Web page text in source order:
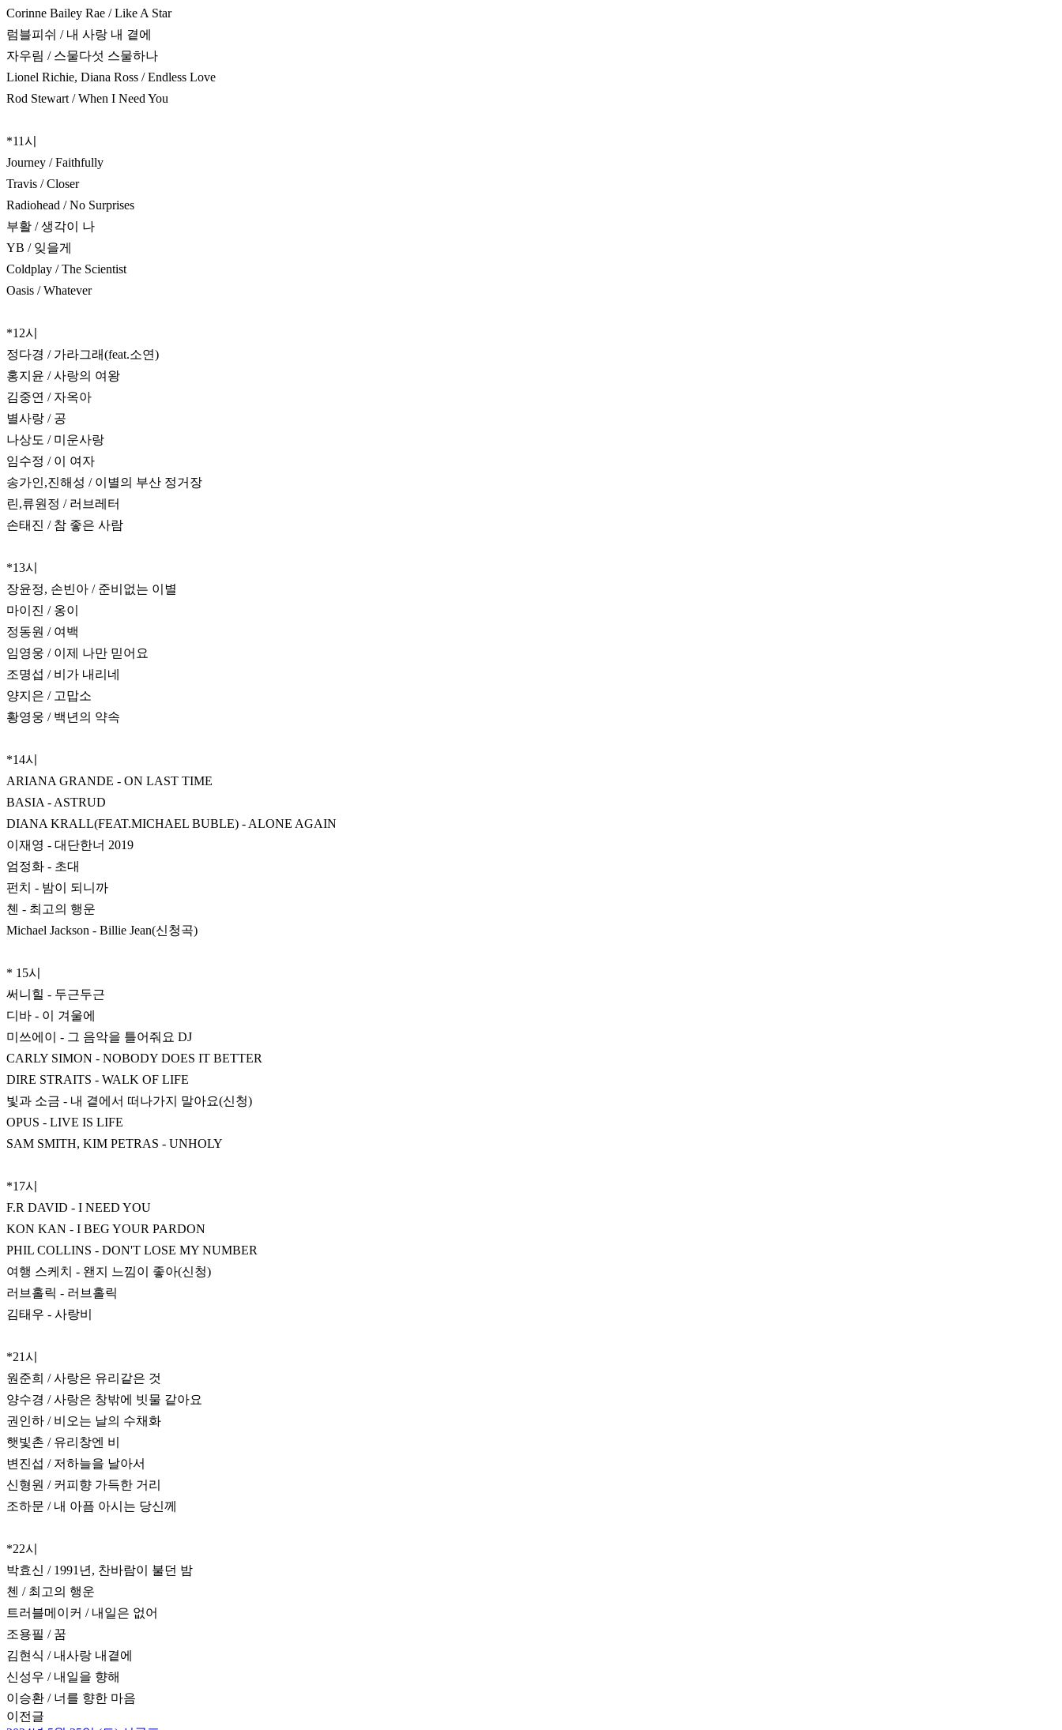
Corinne Bailey Rae / Like A Star
럼블피쉬 / 내 사랑 내 곁에
자우림 / 스물다섯 스물하나
Lionel Richie, Diana Ross / Endless Love
Rod Stewart / When I Need You
*11시
Journey / Faithfully
Travis / Closer
Radiohead / No Surprises
부활 / 생각이 나
YB / 잊을게
Coldplay / The Scientist
Oasis / Whatever
*12시
정다경 / 가라그래(feat.소연)
홍지윤 / 사랑의 여왕
김중연 / 자옥아
별사랑 / 공
나상도 / 미운사랑
임수정 / 이 여자
송가인,진해성 / 이별의 부산 정거장
린,류원정 / 러브레터
손태진 / 참 좋은 사람
*13시
장윤정, 손빈아 / 준비없는 이별
마이진 / 옹이
정동원 / 여백
임영웅 / 이제 나만 믿어요
조명섭 / 비가 내리네
양지은 / 고맙소
황영웅 / 백년의 약속
*14시
ARIANA GRANDE - ON LAST TIME
BASIA - ASTRUD
DIANA KRALL(FEAT.MICHAEL BUBLE) - ALONE AGAIN
이재영 - 대단한너 2019
엄정화 - 초대
펀치 - 밤이 되니까
첸 - 최고의 행운
Michael Jackson - Billie Jean(신청곡)
* 15시
써니힐 - 두근두근
디바 - 이 겨울에
미쓰에이 - 그 음악을 틀어줘요 DJ
CARLY SIMON - NOBODY DOES IT BETTER
DIRE STRAITS - WALK OF LIFE
빛과 소금 - 내 곁에서 떠나가지 말아요(신청)
OPUS - LIVE IS LIFE
SAM SMITH, KIM PETRAS - UNHOLY
*17시
F.R DAVID - I NEED YOU
KON KAN - I BEG YOUR PARDON
PHIL COLLINS - DON'T LOSE MY NUMBER
여행 스케치 - 왠지 느낌이 좋아(신청)
러브홀릭 - 러브홀릭
김태우 - 사랑비
*21시
원준희 / 사랑은 유리같은 것
양수경 / 사랑은 창밖에 빗물 같아요
권인하 / 비오는 날의 수채화
햇빛촌 / 유리창엔 비
변진섭 / 저하늘을 날아서
신형원 / 커피향 가득한 거리
조하문 / 내 아픔 아시는 당신께
*22시
박효신 / 1991년, 찬바람이 불던 밤
첸 / 최고의 행운
트러블메이커 / 내일은 없어
조용필 / 꿈
김현식 / 내사랑 내곁에
신성우 / 내일을 향해
이승환 / 너를 향한 마음
이전글